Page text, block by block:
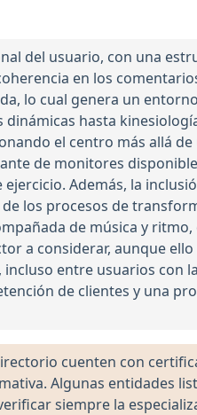
del usuario, con una
en los
lo cual genera un
hasta
el centro más allá de
de monitores
Además, la
los procesos de
de música y
a considerar, aunque
entre usuarios con
de clientes y una
cuenten con
Algunas entidades
siempre la